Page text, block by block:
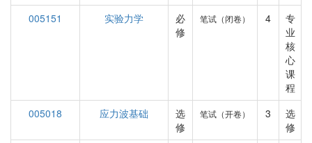
005151
实验力学
必
修
笔试（闭卷） 4
专
业
核
心
课
程
005018
应力波基础
选
修
笔试（开卷） 3
选
修